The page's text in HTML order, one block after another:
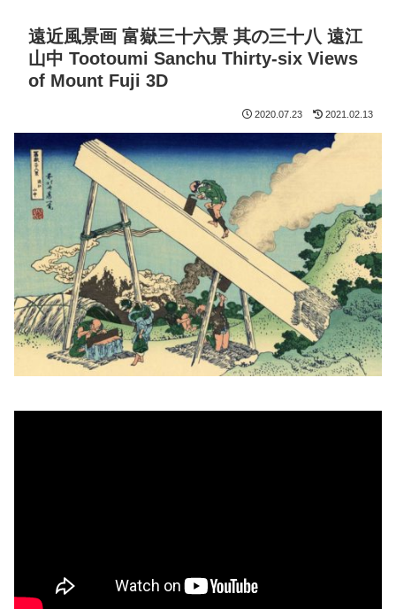
遠近風景画 富嶽三十六景 其の三十八 遠江
山中 Tootoumi Sanchu Thirty-six Views
of Mount Fuji 3D
2020.07.23 2021.02.13